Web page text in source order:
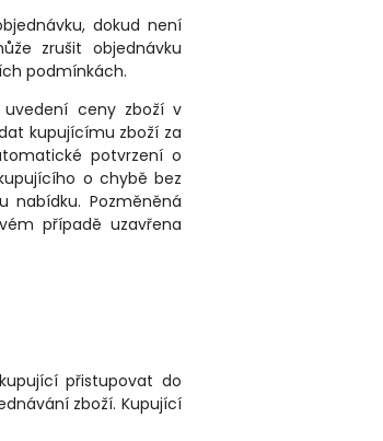
dokud není
zrušit objednávku
podmínkách.
ceny zboží v
kupujícímu zboží za
potvrzení o
o chybě bez
nabídku. Pozměněná
případě uzavřena
přistupovat do
zboží. Kupující